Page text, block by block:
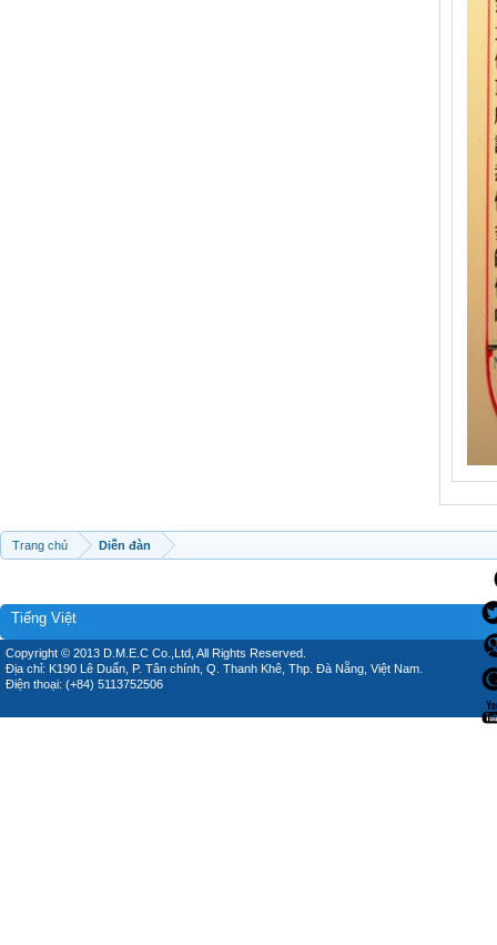
Trang chủ Diễn đàn
Tiếng Việt
Copyright © 2013 D.M.E.C Co.,Ltd, All Rights Reserved.
Địa chỉ: K190 Lê Duẩn, P. Tân chính, Q. Thanh Khê, Thp. Đà Nẵng, Việt Nam.
Điện thoại: (+84) 5113752506